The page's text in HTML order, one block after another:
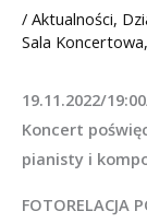
/ Aktualności,
Sala Koncertowa,
19.11.2022/
Koncert
pianisty i
FOTORELACJA